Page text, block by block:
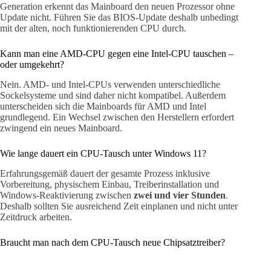
Generation erkennt das Mainboard den neuen Prozessor ohne
Update nicht. Führen Sie das BIOS-Update deshalb unbedingt
mit der alten, noch funktionierenden CPU durch.
Kann man eine AMD-CPU gegen eine Intel-CPU tauschen –
oder umgekehrt?
Nein. AMD- und Intel-CPUs verwenden unterschiedliche
Sockelsysteme und sind daher nicht kompatibel. Außerdem
unterscheiden sich die Mainboards für AMD und Intel
grundlegend. Ein Wechsel zwischen den Herstellern erfordert
zwingend ein neues Mainboard.
Wie lange dauert ein CPU-Tausch unter Windows 11?
Erfahrungsgemäß dauert der gesamte Prozess inklusive
Vorbereitung, physischem Einbau, Treiberinstallation und
Windows-Reaktivierung zwischen zwei und vier Stunden.
Deshalb sollten Sie ausreichend Zeit einplanen und nicht unter
Zeitdruck arbeiten.
Braucht man nach dem CPU-Tausch neue Chipsatztreiber?